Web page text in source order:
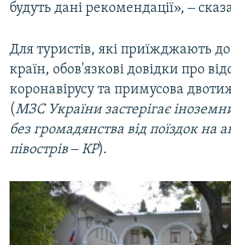
будуть дані рекомендації», ‒
Для туристів, які приїжджають
країн, обов'язкові довідки про
коронавірусу та примусова
(МЗС України застерігає
без громадянства від поїздок на
півострів ‒ КР).